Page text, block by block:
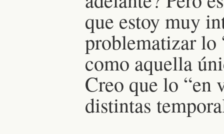
que estoy muy
problematizar lo
como aquella
Creo que lo “en
distintas